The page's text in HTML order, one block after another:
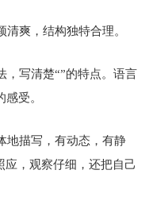
爽，结构独特合理。
，写清楚“”的特点。语言
受。
地描写，有动态，有静
应，观察仔细，还把自己